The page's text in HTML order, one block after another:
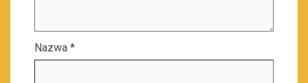
Nazwa *